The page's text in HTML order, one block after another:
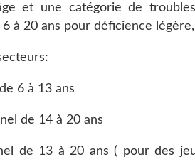
et une catégorie de
à 20 ans pour déficience
6 à 13 ans
de 14 à 20 ans
de 13 à 20 ans ( pour des